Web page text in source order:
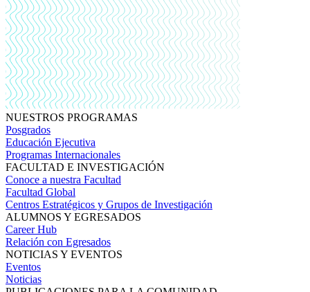
NUESTROS PROGRAMAS
Posgrados
Educación Ejecutiva
Programas Internacionales
FACULTAD E INVESTIGACIÓN
Conoce a nuestra Facultad
Facultad Global
Centros Estratégicos y Grupos de Investigación
ALUMNOS Y EGRESADOS
Career Hub
Relación con Egresados
NOTICIAS Y EVENTOS
Eventos
Noticias